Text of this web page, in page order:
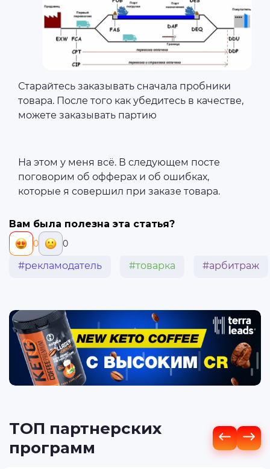
Старайтесь заказывать сначала пробники
товара. После того как убедитесь в качестве,
можете заказывать партию
На этом у меня всё. В следующем посте
поговорим об офферах и об ошибках,
которые я совершил при заказе товара.
Вам была полезна эта статья?
0 0
#рекламодатель #товарка #арбитраж
ТОП партнерских
программ